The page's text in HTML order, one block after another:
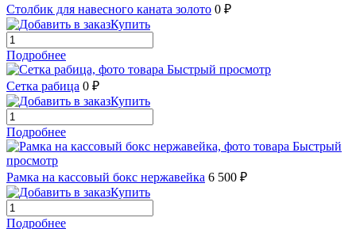
Столбик для навесного каната золото 0 ₽
Купить
Подробнее
Быстрый просмотр
Сетка рабица 0 ₽
Купить
Подробнее
Быстрый
просмотр
Рамка на кассовый бокс нержавейка 6 500 ₽
Купить
Подробнее